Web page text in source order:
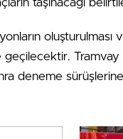
taşınacağı
Tramvay
deneme